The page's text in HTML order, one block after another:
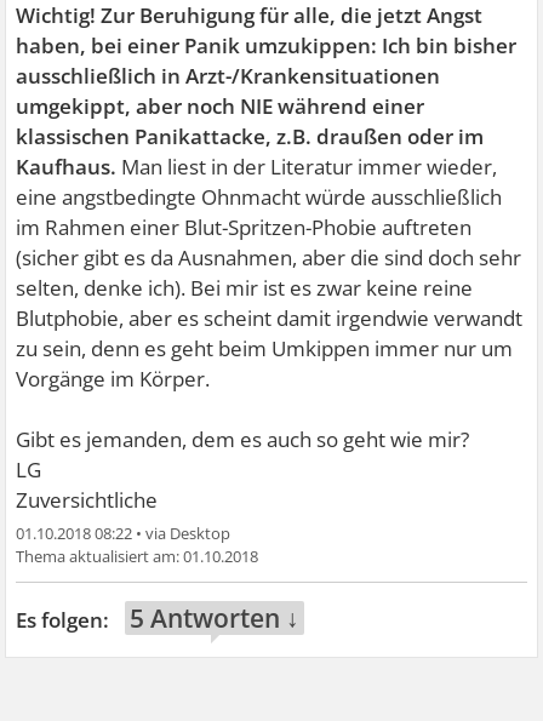
Wichtig! Zur Beruhigung für alle, die jetzt Angst
haben, bei einer Panik umzukippen: Ich bin bisher
ausschließlich in Arzt-/Krankensituationen
umgekippt, aber noch NIE während einer
klassischen Panikattacke, z.B. draußen oder im
Kaufhaus. Man liest in der Literatur immer wieder,
eine angstbedingte Ohnmacht würde ausschließlich
im Rahmen einer Blut-Spritzen-Phobie auftreten
(sicher gibt es da Ausnahmen, aber die sind doch sehr
selten, denke ich). Bei mir ist es zwar keine reine
Blutphobie, aber es scheint damit irgendwie verwandt
zu sein, denn es geht beim Umkippen immer nur um
Vorgänge im Körper.
Gibt es jemanden, dem es auch so geht wie mir?
LG
Zuversichtliche
01.10.2018 08:22 •
01.10.2018
5 Antworten ↓